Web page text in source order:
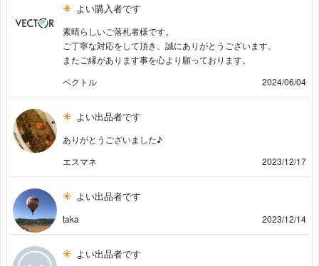
よい購入者です
素晴らしいご落札者様です。
ご丁寧な対応をして頂き、誠にありがとうございます。
またご縁があります事を心より願っております。
ベクトル
2024/06/04
よい出品者です
ありがとうございました♪
エスマネ
2023/12/17
よい出品者です
taka 2023/12/14
よい出品者です